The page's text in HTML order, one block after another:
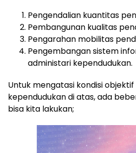
Pengendalian kuantitas
Pembangunan kualitas
Pengarahan mobilitas
Pengembangan sistem
administari kependudukan.
Untuk mengatasi kondisi
kependudukan di atas, ada
bisa kita lakukan;